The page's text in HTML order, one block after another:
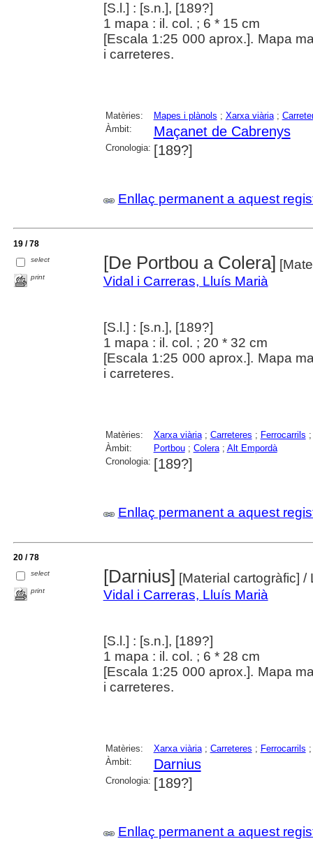
[S.l.] : [s.n.], [189?]
1 mapa : il. col. ; 6 * 15 cm
[Escala 1:25 000 aprox.]. Mapa
i carreteres.
Matèries: Mapes i plànols ; Xarxa viària;
Àmbit:
Maçanet de Cabrenys
Cronologia: [189?]
Enllaç permanent a aquest
19 / 78
select
print
[De Portbou a Colera]
Vidal i Carreras, Lluís Marià
[S.l.] : [s.n.], [189?]
1 mapa : il. col. ; 20 * 32 cm
[Escala 1:25 000 aprox.]. Mapa
i carreteres.
Matèries: Xarxa viària; Carreteres ; Ferrocarrils
Àmbit:
Portbou; Colera; Alt Empordà
Cronologia: [189?]
Enllaç permanent a aquest
20 / 78
select
print
[Darnius] [Material cartogràfic] /
Vidal i Carreras, Lluís Marià
[S.l.] : [s.n.], [189?]
1 mapa : il. col. ; 6 * 28 cm
[Escala 1:25 000 aprox.]. Mapa
i carreteres.
Matèries: Xarxa viària; Carreteres ; Ferrocarrils
Àmbit:
Darnius
Cronologia: [189?]
Enllaç permanent a aquest